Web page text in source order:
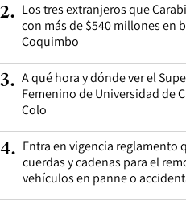
2. Los tres extranjeros que
con más de $540 millones en
Coquimbo
3. A qué hora y dónde ver el
Femenino de Universidad de
Colo
4. Entra en vigencia reglamento
cuerdas y cadenas para el
vehículos en panne o